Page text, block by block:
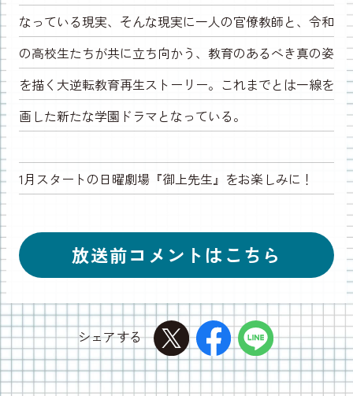
なっている現実、そんな現実に一人の官僚教師と、令和
の高校生たちが共に立ち向かう、教育のあるべき真の姿
を描く大逆転教育再生ストーリー。これまでとは一線を
画した新たな学園ドラマとなっている。
1月スタートの日曜劇場『御上先生』をお楽しみに！
放送前コメントはこちら
主演・松坂桃李
今、時代の流れと共に学校だったり、教育の抱えて
いる問題は大きく変化していっていると思います。
シェアする